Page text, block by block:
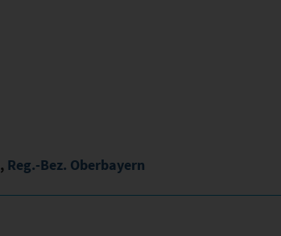
, Reg.-Bez. Oberbayern